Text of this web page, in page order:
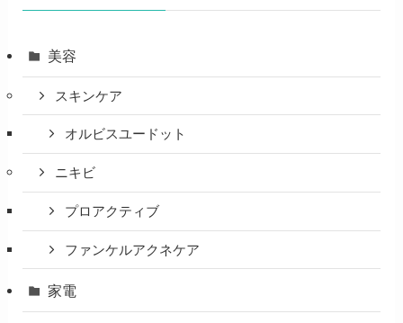
美容
スキンケア
オルビスユードット
ニキビ
プロアクティブ
ファンケルアクネケア
家電